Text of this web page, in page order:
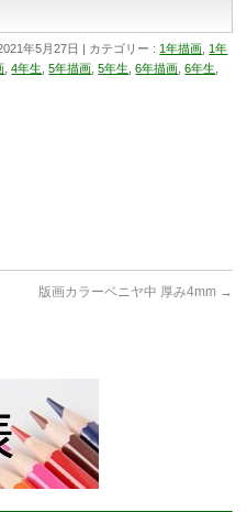
年5月27日 カテゴリー : 1年描画 1年
,4年生 ,5年描画 ,5年生 ,6年描画 ,6年生
版画カラーベニヤ中 厚み4mm →